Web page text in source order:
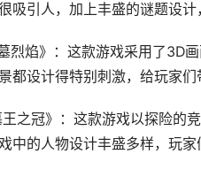
吸引人，加上丰盛的谜题设计
烈焰》：这款游戏采用了3D
都设计得特别刺激，给玩家们
王之冠》：这款游戏以探险的
中的人物设计丰盛多样，玩